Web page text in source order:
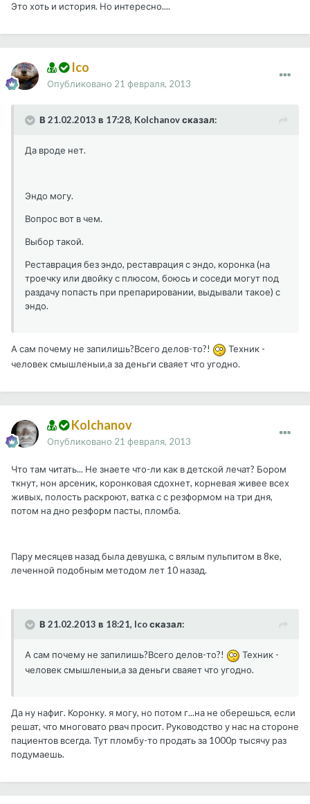
Это хоть и история. Но интересно....
Ico
Опубликовано 21 февраля, 2013
В 21.02.2013 в 17:28, Kolchanov сказал:
Да вроде нет.
Эндо могу.
Вопрос вот в чем.
Выбор такой.
Реставрация без эндо, реставрация с эндо, коронка (на
троечку или двойку с плюсом, боюсь и соседи могут под
раздачу попасть при препарировании, выдывали такое) с
эндо.
А сам почему не запилишь?Всего делов-то?!
Техник -
человек смышленыи,а за деньги сваяет что угодно.
Kolchanov
Опубликовано 21 февраля, 2013
Что там читать... Не знаете что-ли как в детской лечат? Бором
ткнут, нон арсеник, коронковая сдохнет, корневая живее всех
живых, полость раскроют, ватка с с резформом на три дня,
потом на дно резформ пасты, пломба.
Пару месяцев назад была девушка, с вялым пульпитом в 8ке,
леченной подобным методом лет 10 назад.
В 21.02.2013 в 18:21, Ico сказал:
А сам почему не запилишь?Всего делов-то?!
Техник -
человек смышленыи,а за деньги сваяет что угодно.
Да ну нафиг. Коронку. я могу, но потом г...на не оберешься, если
решат, что многовато рвач просит. Руководство у нас на стороне
пациентов всегда. Тут пломбу-то продать за 1000р тысячу раз
подумаешь.